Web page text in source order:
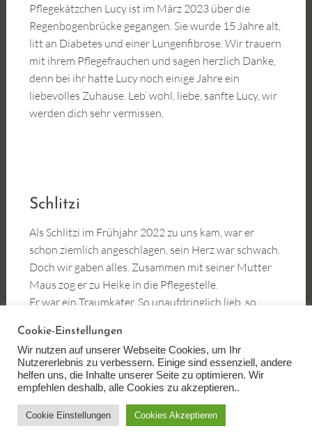
Pflegekätzchen Lucy ist im März 2023 über die
Regenbogenbrücke gegangen. Sie wurde 15 Jahre alt,
litt an Diabetes und einer Lungenfibrose. Wir trauern
mit ihrem Pflegefrauchen und sagen herzlich Danke,
denn bei ihr hatte Lucy noch einige Jahre ein
liebevolles Zuhause. Leb’ wohl, liebe, sanfte Lucy, wir
werden dich sehr vermissen.
Schlitzi
Als Schlitzi im Frühjahr 2022 zu uns kam, war er
schon ziemlich angeschlagen, sein Herz war schwach.
Doch wir gaben alles. Zusammen mit seiner Mutter
Maus zog er zu Heike in die Pflegestelle.
Er war ein Traumkater. So unaufdringlich lieb, so
geschlichen. Jeden Tag wartete er schon, dass sie zu
ihm kommt, nahm geduldig seine Medizin, dankte die
Extraportion Frischfleisch mit grossen runden
Katzenaugen und leisem Schnurren. Er liess sich
sogar hoch nehmen und sie erklärte ihm so ihren Tag,
Katzenkopf an Menschenherz. Katzenpfote an
Cookie-Einstellungen
Wir nutzen auf unserer Webseite Cookies, um Ihr
Nutzererlebnis zu verbessern. Einige sind essenziell, andere
helfen uns, die Inhalte unserer Seite zu optimieren. Wir
empfehlen deshalb, alle Cookies zu akzeptieren..
Cookie Einstellungen Cookies Akzeptieren